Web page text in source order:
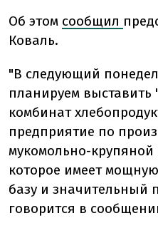
Об этом сообщил
Коваль.
"В следующий
планируем
комбинат
предприятие по
мукомольно-
которое имеет
базу и значительный
говорится в